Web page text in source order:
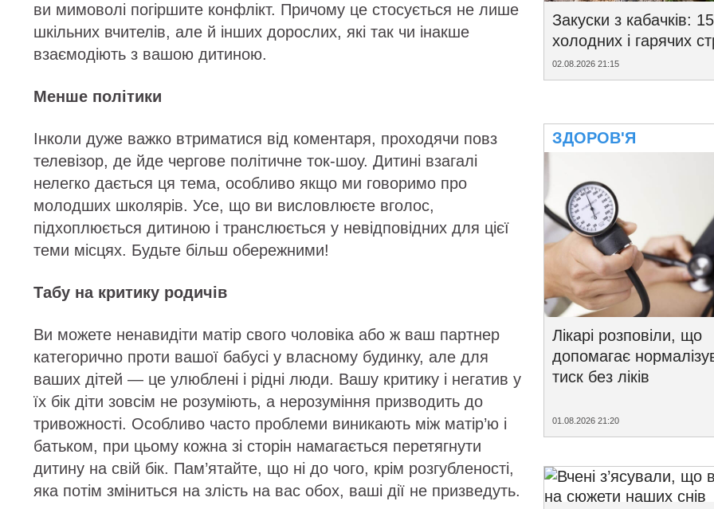
ви мимоволі погіршите конфлікт. Причому це стосується не лише
шкільних вчителів, але й інших дорослих, які так чи інакше
взаємодіють з вашою дитиною.
Менше політики
Інколи дуже важко втриматися від коментаря, проходячи повз
телевізор, де йде чергове політичне ток-шоу. Дитині взагалі
нелегко дається ця тема, особливо якщо ми говоримо про
молодших школярів. Усе, що ви висловлюєте вголос,
підхоплюється дитиною і транслюється у невідповідних для цієї
теми місцях. Будьте більш обережними!
Табу на критику родичів
Ви можете ненавидіти матір свого чоловіка або ж ваш партнер
категорично проти вашої бабусі у власному будинку, але для
ваших дітей — це улюблені і рідні люди. Вашу критику і негатив у
їх бік діти зовсім не розуміють, а нерозуміння призводить до
тривожності. Особливо часто проблеми виникають між матір’ю і
батьком, при цьому кожна зі сторін намагається перетягнути
дитину на свій бік. Пам’ятайте, що ні до чого, крім розгубленості,
яка потім зміниться на злість на вас обох, ваші дії не призведуть.
Закуски з кабачків: 15
холодних і гарячих
02.08.2026 21:15
ЗДОРОВ'Я
Лікарі розповіли, що
допомагає
тиск без ліків
01.08.2026 21:20